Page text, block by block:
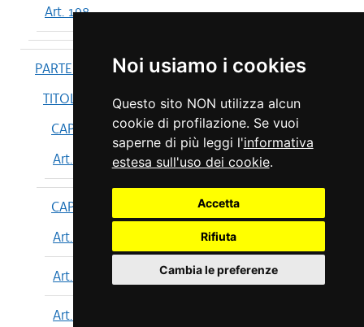
Noi usiamo i cookies
Questo sito NON utilizza alcun
cookie di profilazione. Se vuoi
saperne di più leggi l'informativa
estesa sull'uso dei cookie.
Accetta
Rifiuta
Cambia le preferenze
Art. 198
PARTE IV
TITOLO I
CAPO I
Art. 199
CAPO II
Art. 200
Art. 201
Art. 202